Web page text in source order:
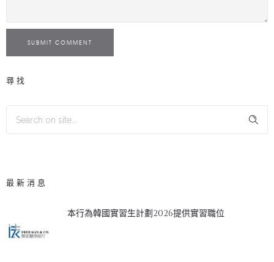
SUBMIT COMMENT
尋找
最新消息
本行為韓國實習生計劃2026提供實習職位